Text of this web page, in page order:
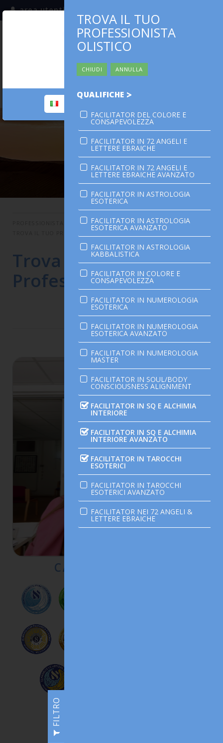
iscriviti alla mailing list
(italiano)
area utenti
LA SCUOLA
PERCORSO PERSONALE
PROFESSIONISTA OLISTICO
PROFESSIONISTA OLISTICO >
Trova il tuo
Professionista Olistico
n. 2
CARIA CRISTIANA
FILTRO
TROVA IL TUO
PROFESSIONISTA
OLISTICO
CHIUDI ANNULLA
QUALIFICHE
FACILITATOR DEL COLORE E
CONSAPEVOLEZZA
FACILITATOR IN 72 ANGELI E
LETTERE EBRAICHE
FACILITATOR IN 72 ANGELI E
LETTERE EBRAICHE AVANZATO
FACILITATOR IN ASTROLOGIA
ESOTERICA
FACILITATOR IN ASTROLOGIA
ESOTERICA AVANZATO
FACILITATOR IN ASTROLOGIA
KABBALISTICA
FACILITATOR IN COLORE E
CONSAPEVOLEZZA
FACILITATOR IN NUMEROLOGIA
ESOTERICA
FACILITATOR IN NUMEROLOGIA
ESOTERICA AVANZATO
FACILITATOR IN NUMEROLOGIA
MASTER
FACILITATOR IN SOUL/BODY
CONSCIOUSNESS ALIGNMENT
FACILITATOR IN SQ E ALCHIMIA
INTERIORE
FACILITATOR IN SQ E ALCHIMIA
INTERIORE AVANZATO
FACILITATOR IN TAROCCHI
ESOTERICI
FACILITATOR IN TAROCCHI
ESOTERICI AVANZATO
FACILITATOR NEI 72 ANGELI &
LETTERE EBRAICHE
continua | continue: